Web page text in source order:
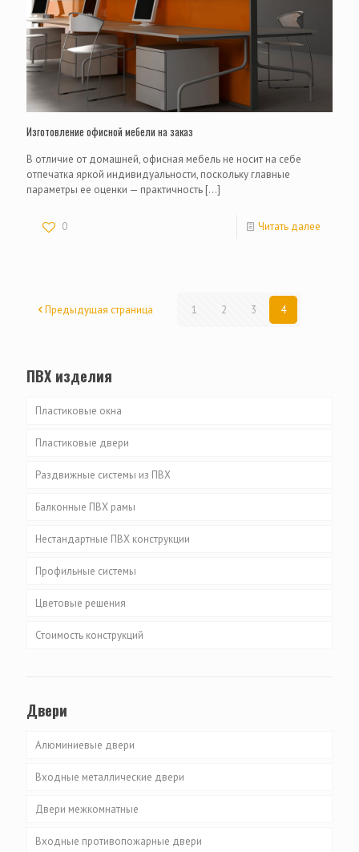
Изготовление офисной мебели на заказ
В отличие от домашней, офисная мебель не носит на себе
отпечатка яркой индивидуальности, поскольку главные
параметры ее оценки — практичность […]
0 Читать далее
Предыдущая страница 1 2 3 4
ПВХ изделия
Пластиковые окна
Пластиковые двери
Раздвижные системы из ПВХ
Балконные ПВХ рамы
Нестандартные ПВХ конструкции
Профильные системы
ALUPLAST серия IDEAL 4000
ALUPLAST серия IDEAL 2000
Цветовые решения
Стоимость конструкций
Двери
Алюминиевые двери
Входные металлические двери
Двери межкомнатные
Входные противопожарные двери